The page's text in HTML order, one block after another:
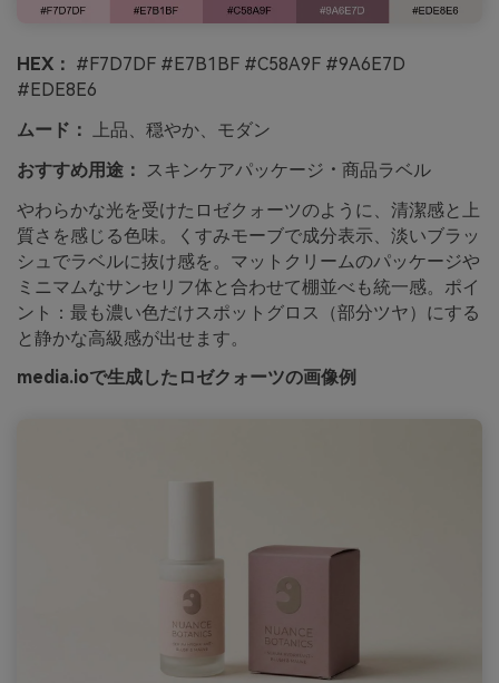
HEX： #F7D7DF #E7B1BF #C58A9F #9A6E7D
#EDE8E6
ムード： 上品、穏やか、モダン
おすすめ用途：
スキンケアパッケージ・商品ラベル
やわらかな光を受けたロゼクォーツのように、清潔感と上
質さを感じる色味。くすみモーブで成分表示、淡いブラッ
シュでラベルに抜け感を。マットクリームのパッケージや
ミニマムなサンセリフ体と合わせて棚並べも統一感。ポイ
ント：最も濃い色だけスポットグロス（部分ツヤ）にする
と静かな高級感が出せます。
media.ioで生成したロゼクォーツの画像例